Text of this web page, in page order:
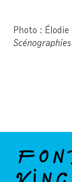
Photo :